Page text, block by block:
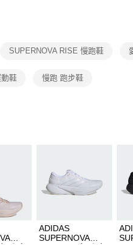
１．透過由恩沛科技股份有
交易，需依本服務之必要範
２．關於個人資料處理事宜
形，恩沛科技股份有限公司
動。
SUPERNOVA RISE 慢跑鞋
鞋 慢跑 跑步鞋
ADIDAS
SUPERNOVA